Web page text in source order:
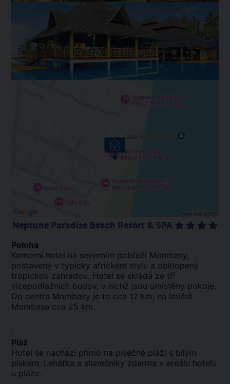
Neptune Paradise Beach Resort & SPA
Poloha
Komorní hotel na severním pobřeží Mombasy,
postavený v typicky africkém stylu a obklopený
tropickou zahradou. Hotel se skládá ze tří
vícepodlažních budov, v nichž jsou umístěny pokoje.
Do centra Mombasy je to cca 12 km, na letiště
Mombasa cca 25 km.
.
Pláž
Hotel se nachází přímo na písečné pláži s bílým
pískem. Lehátka a slunečníky zdarma v areálu hotelu
u pláže.